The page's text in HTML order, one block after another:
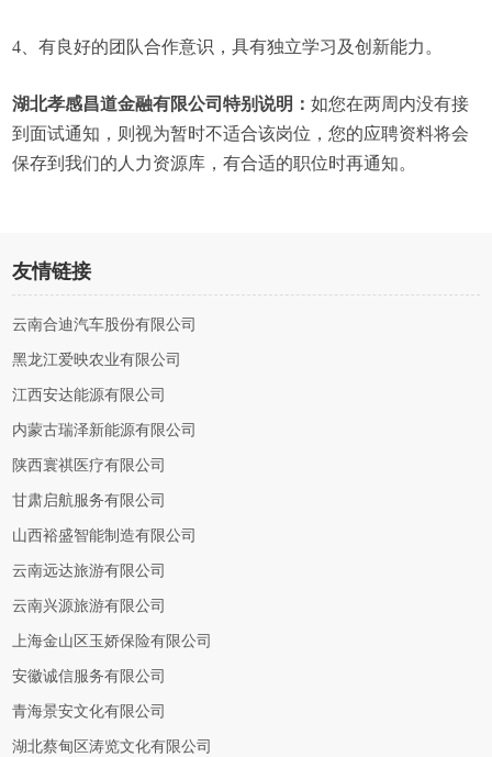
4、有良好的团队合作意识，具有独立学习及创新能力。
湖北孝感昌道金融有限公司特别说明：如您在两周内没有接
到面试通知，则视为暂时不适合该岗位，您的应聘资料将会
保存到我们的人力资源库，有合适的职位时再通知。
友情链接
云南合迪汽车股份有限公司
黑龙江爱映农业有限公司
江西安达能源有限公司
内蒙古瑞泽新能源有限公司
陕西寰祺医疗有限公司
甘肃启航服务有限公司
山西裕盛智能制造有限公司
云南远达旅游有限公司
云南兴源旅游有限公司
上海金山区玉娇保险有限公司
安徽诚信服务有限公司
青海景安文化有限公司
湖北蔡甸区涛览文化有限公司